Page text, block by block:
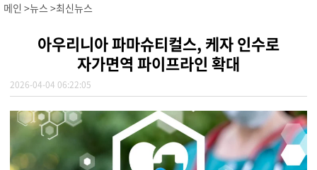
메인 뉴스 최신뉴스
아우리니아 파마슈티컬스, 케자 인수로
자가면역 파이프라인 확대
2026-04-04 06:22:05